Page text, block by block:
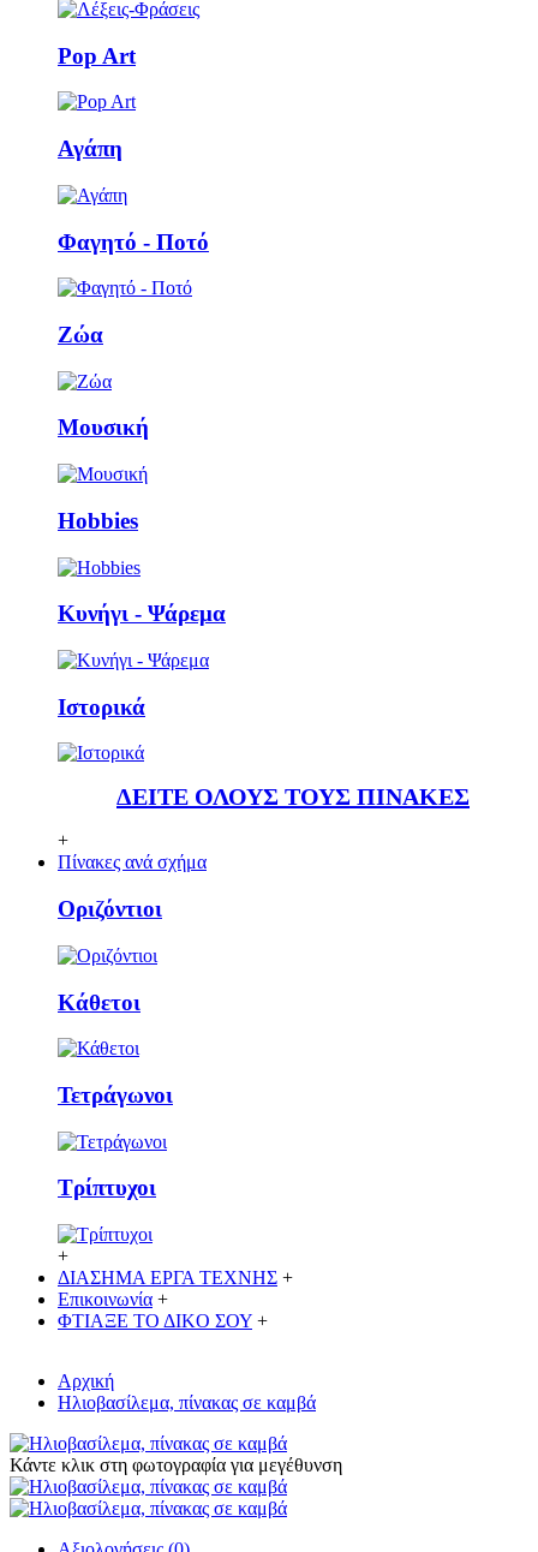
Pop Art
Αγάπη
Φαγητό - Ποτό
Ζώα
Μουσική
Ηobbies
Κυνήγι - Ψάρεμα
Ιστορικά
ΔΕΙΤΕ ΟΛΟΥΣ ΤΟΥΣ ΠΙΝΑΚΕΣ
+
Πίνακες ανά σχήμα
Οριζόντιοι
Κάθετoι
Τετράγωνοι
Τρίπτυχοι
+
ΔΙΑΣΗΜΑ ΕΡΓΑ ΤΕΧΝΗΣ +
Επικοινωνία +
ΦΤΙΑΞΕ ΤΟ ΔΙΚO ΣΟΥ +
Αρχική
Ηλιοβασίλεμα, πίνακας σε καμβά
Κάντε κλικ στη φωτογραφία για μεγέθυνση